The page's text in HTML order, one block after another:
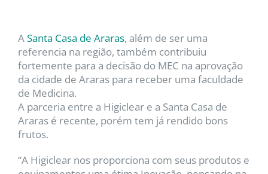
ASanta Casa de Araras, além de ser uma
referencia na região, também contribuiu
fortemente para a decisão do MEC na aprovação
da cidade de Araras para receber uma faculdade
de Medicina.
A parceria entre a Higiclear e a Santa Casa de
Araras é recente, porém tem já rendido bons
frutos.
“A Higiclear nos proporciona com seus produtos e